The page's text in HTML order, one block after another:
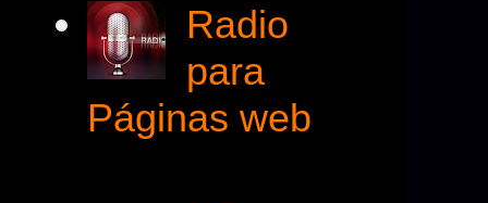
Radio
para
Páginas web